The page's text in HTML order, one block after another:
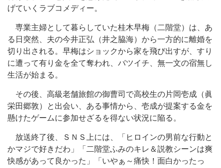
げていくラブコメディー。
専業主婦として暮らしていた桂木早梅（二階堂）は、あ
る日突然、夫の今井正弘（井之脇海）から一方的に離婚を
切り出される。早梅はショックから家を飛び出すが、すり
に遭って有り金を全て奪われ、バツイチ、無一文の宿無し
生活が始まる。
その後、高級老舗旅館の御曹司で高校生の片岡壱成（眞
栄田郷敦）と出会い、ある事情から、壱成が提案する金を
懸けたゲームに参加せざるを得ない状況に陥る。
放送終了後、ＳＮＳ上には、「ヒロインの男前な行動と
かマジで好きだわ」「二階堂ふみのキレ＆説教シーンは爽
快感があって良かった」「いやぁ～痛快！面白かったっ